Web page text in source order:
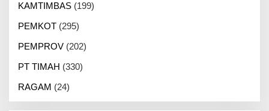
KAMTIMBAS (199)
PEMKOT (295)
PEMPROV (202)
PT TIMAH (330)
RAGAM (24)